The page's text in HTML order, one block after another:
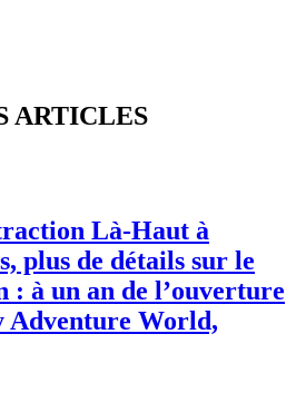
ARTICLES
Là-Haut à
plus de détails sur le
: à un an de l’ouverture
Adventure World,